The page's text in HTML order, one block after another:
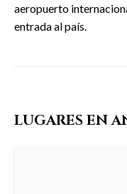
aeropuerto
entrada al país.
LUGARES EN